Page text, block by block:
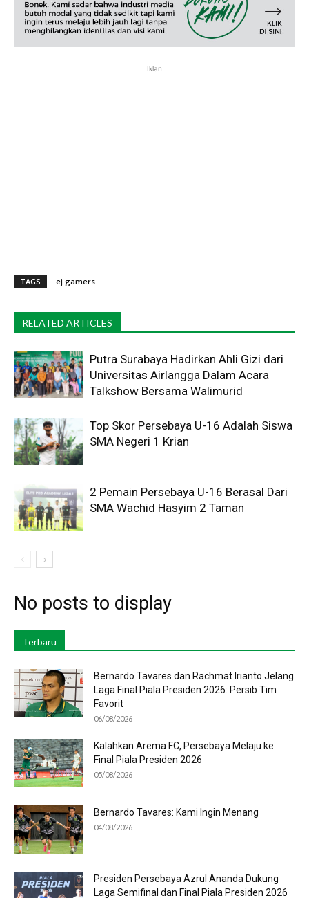
Iklan
TAGS ej gamers
RELATED ARTICLES
Putra Surabaya Hadirkan Ahli Gizi dari
Universitas Airlangga Dalam Acara
Talkshow Bersama Walimurid
Top Skor Persebaya U-16 Adalah Siswa
SMA Negeri 1 Krian
2 Pemain Persebaya U-16 Berasal Dari
SMA Wachid Hasyim 2 Taman
No posts to display
Terbaru
Bernardo Tavares dan Rachmat Irianto Jelang
Laga Final Piala Presiden 2026: Persib Tim
Favorit
06/08/2026
Kalahkan Arema FC, Persebaya Melaju ke
Final Piala Presiden 2026
05/08/2026
Bernardo Tavares: Kami Ingin Menang
04/08/2026
Presiden Persebaya Azrul Ananda Dukung
Laga Semifinal dan Final Piala Presiden 2026